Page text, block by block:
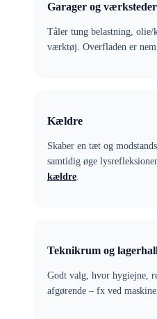
Garager og værksteder
Tåler tung belastning,
værktøj. Overfladen er
Kældre
Skaber en tæt og
samtidig øge
kældre.
Teknikrum og
Godt valg, hvor hygiejne,
afgørende – fx ved